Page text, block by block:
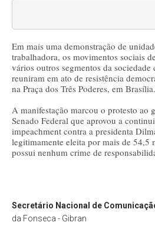
Em mais uma demonstração de
trabalhadora, os movimentos sociais
vários outros segmentos da
reuniram em ato de resistência
na Praça dos Três Poderes, em Brasília.
A manifestação marcou o protesto ao
Senado Federal que aprovou a
impeachment contra a presidenta
legitimamente eleita por mais de 54,5
possui nenhum crime de
Secretário Nacional de
da Fonseca - Gibran